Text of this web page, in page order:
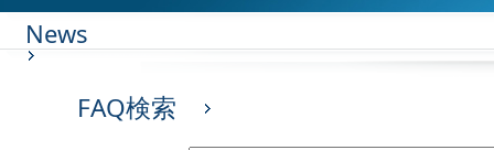
News
FAQ検索